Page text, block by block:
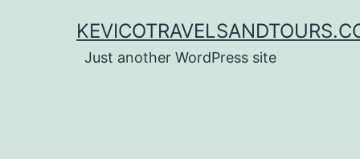
Just another WordPress site